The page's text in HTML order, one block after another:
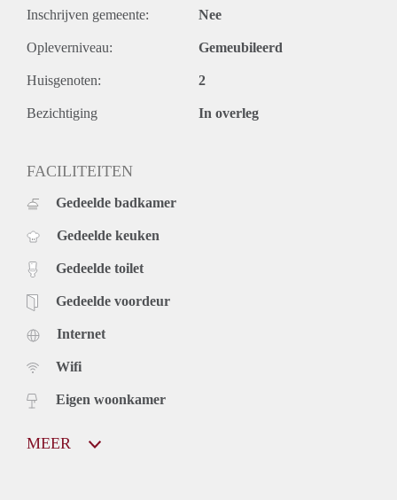
Inschrijven gemeente: Nee
Opleverniveau: Gemeubileerd
Huisgenoten: 2
Bezichtiging In overleg
FACILITEITEN
Gedeelde badkamer
Gedeelde keuken
Gedeelde toilet
Gedeelde voordeur
Internet
Wifi
Eigen woonkamer
MEER